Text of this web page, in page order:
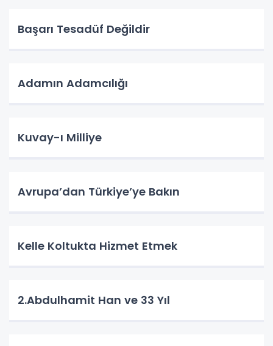
Başarı Tesadüf Değildir
Adamın Adamcılığı
Kuvay-ı Milliye
Avrupa’dan Türkiye’ye Bakın
Kelle Koltukta Hizmet Etmek
2.Abdulhamit Han ve 33 Yıl